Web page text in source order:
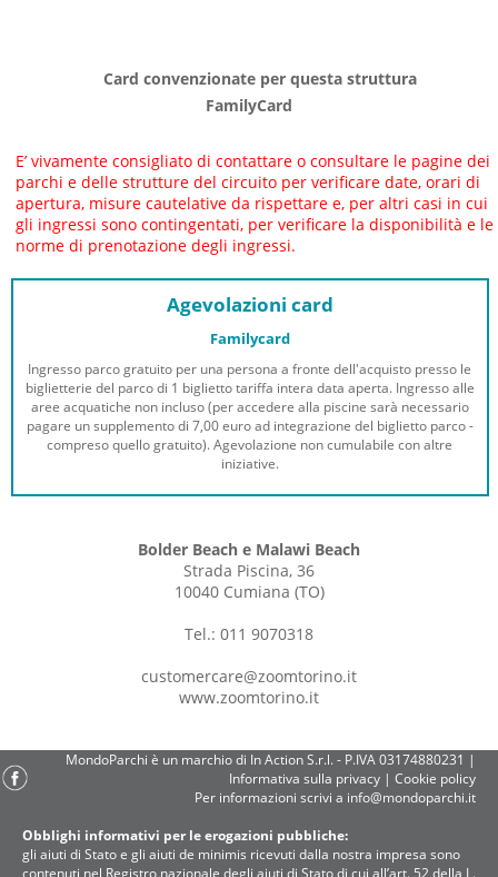
Card convenzionate per questa struttura
FamilyCard
E’ vivamente consigliato di contattare o consultare le pagine dei
parchi e delle strutture del circuito per verificare date, orari di
apertura, misure cautelative da rispettare e, per altri casi in cui
gli ingressi sono contingentati, per verificare la disponibilità e le
norme di prenotazione degli ingressi.
Agevolazioni card
Familycard
Ingresso parco gratuito per una persona a fronte dell'acquisto presso le
biglietterie del parco di 1 biglietto tariffa intera data aperta. Ingresso alle
aree acquatiche non incluso (per accedere alla piscine sarà necessario
pagare un supplemento di 7,00 euro ad integrazione del biglietto parco -
compreso quello gratuito). Agevolazione non cumulabile con altre
iniziative.
Bolder Beach e Malawi Beach
Strada Piscina, 36
10040 Cumiana (TO)
Tel.: 011 9070318
customercare@zoomtorino.it
www.zoomtorino.it
MondoParchi è un marchio di In Action S.r.l. - P.IVA 03174880231 |
Informativa sulla privacy | Cookie policy
Per informazioni scrivi a info@mondoparchi.it
Obblighi informativi per le erogazioni pubbliche:
gli aiuti di Stato e gli aiuti de minimis ricevuti dalla nostra impresa sono
contenuti nel Registro nazionale degli aiuti di Stato di cui all’art. 52 della L.